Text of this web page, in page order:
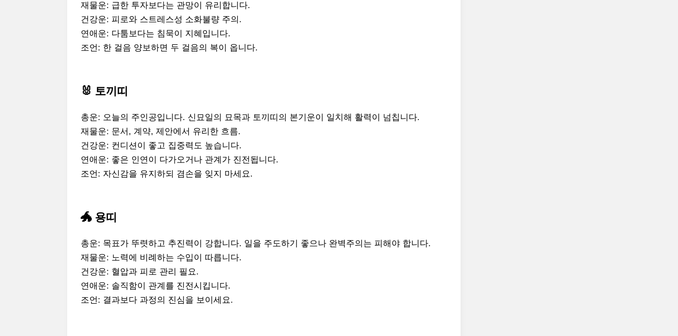
재물운: 급한 투자보다는 관망이 유리합니다.
건강운: 피로와 스트레스성 소화불량 주의.
연애운: 다툼보다는 침묵이 지혜입니다.
조언: 한 걸음 양보하면 두 걸음의 복이 옵니다.
🐰 토끼띠
총운: 오늘의 주인공입니다. 신묘일의 묘목과 토끼띠의 본기운이 일치해 활력이 넘칩니다.
재물운: 문서, 계약, 제안에서 유리한 흐름.
건강운: 컨디션이 좋고 집중력도 높습니다.
연애운: 좋은 인연이 다가오거나 관계가 진전됩니다.
조언: 자신감을 유지하되 겸손을 잊지 마세요.
🐲 용띠
총운: 목표가 뚜렷하고 추진력이 강합니다. 일을 주도하기 좋으나 완벽주의는 피해야 합니다.
재물운: 노력에 비례하는 수입이 따릅니다.
건강운: 혈압과 피로 관리 필요.
연애운: 솔직함이 관계를 진전시킵니다.
조언: 결과보다 과정의 진심을 보이세요.